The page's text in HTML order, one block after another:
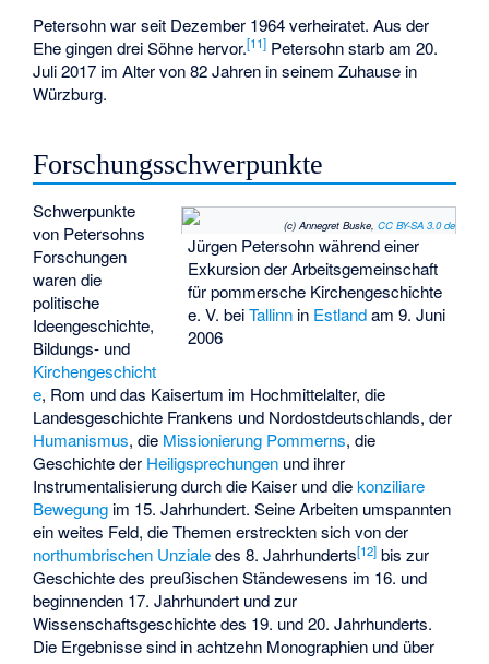
Petersohn war seit Dezember 1964 verheiratet. Aus der
Ehe gingen drei Söhne hervor.[11] Petersohn starb am 20.
Juli 2017 im Alter von 82 Jahren in seinem Zuhause in
Würzburg.
Forschungsschwerpunkte
(c) Annegret Buske, CC BY-SA 3.0 de
Jürgen Petersohn während einer
Exkursion der Arbeitsgemeinschaft
für pommersche Kirchengeschichte
e. V. beiTallinnin Estlandam 9. Juni
2006
Schwerpunkte
von Petersohns
Forschungen
waren die
politische
Ideengeschichte,
Bildungs- und
Kirchengeschicht
e, Rom und das Kaisertum im Hochmittelalter, die
Landesgeschichte Frankens und Nordostdeutschlands, der
Humanismus, die Missionierung Pommerns, die
Geschichte der Heiligsprechungen und ihrer
Instrumentalisierung durch die Kaiser und diekonziliare
Bewegung im 15. Jahrhundert. Seine Arbeiten umspannten
ein weites Feld, die Themen erstreckten sich von der
northumbrischen Unzialedes 8. Jahrhunderts[12] bis zur
Geschichte des preußischen Ständewesens im 16. und
beginnenden 17. Jahrhundert und zur
Wissenschaftsgeschichte des 19. und 20. Jahrhunderts.
Die Ergebnisse sind in achtzehn Monographien und über